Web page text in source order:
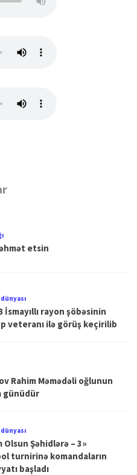
etsin
İsmayıllı rayon şöbəsinin
veteranı ilə görüş keçirilib
Rahim Məmədəli oğlunun
günüdür
Olsun Şəhidlərə – 3»
turnirinə komandaların
başladı